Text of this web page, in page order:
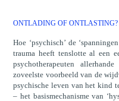
ONTLADING OF ONTLASTING?
Hoe ‘psychisch’ de
trauma heeft tenslotte al een
psychotherapeuten
zoveelste voorbeeld van de
psychische leven van het kind
– het basismechanisme van